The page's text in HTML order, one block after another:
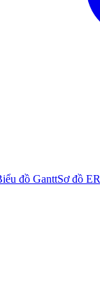
đồ GanttSơ đồ ER